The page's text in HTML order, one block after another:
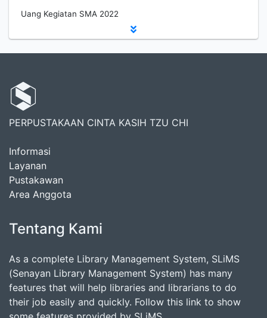
Uang Kegiatan SMA 2022
PERPUSTAKAAN CINTA KASIH TZU CHI
Informasi
Layanan
Pustakawan
Area Anggota
Tentang Kami
As a complete Library Management System, SLiMS
(Senayan Library Management System) has many
features that will help libraries and librarians to do
their job easily and quickly. Follow this link to show